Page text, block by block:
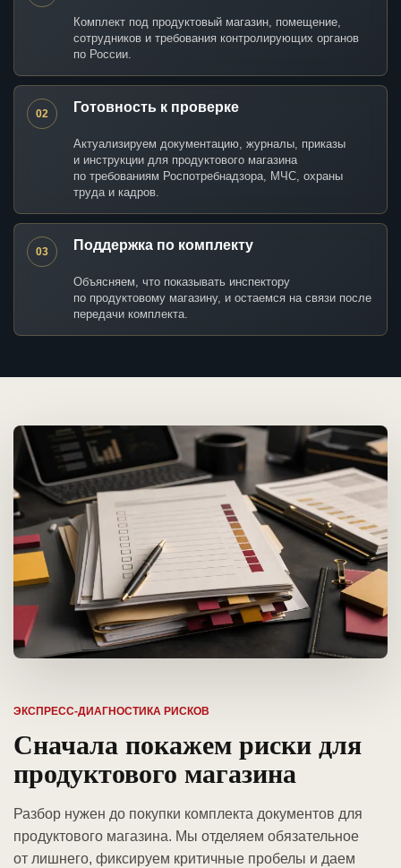
Комплект под продуктовый магазин, помещение,
сотрудников и требования контролирующих органов
по России.
02 Готовность к проверке
Актуализируем документацию, журналы, приказы
и инструкции для продуктового магазина
по требованиям Роспотребнадзора, МЧС, охраны
труда и кадров.
03 Поддержка по комплекту
Объясняем, что показывать инспектору
по продуктовому магазину, и остаемся на связи после
передачи комплекта.
ЭКСПРЕСС-ДИАГНОСТИКА РИСКОВ
Сначала покажем риски для
продуктового магазина
Разбор нужен до покупки комплекта документов для
продуктового магазина. Мы отделяем обязательное
от лишнего, фиксируем критичные пробелы и даем